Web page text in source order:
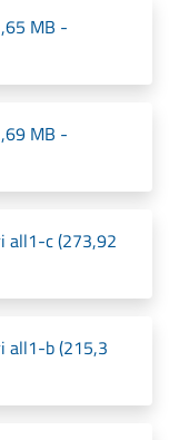
MB -
MB -
all1-c (273,92
all1-b (215,3